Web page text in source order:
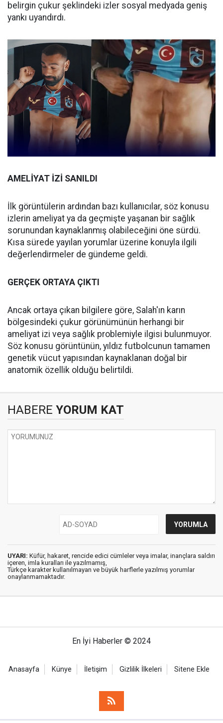
belirgin çukur şeklindeki izler sosyal medyada geniş
yankı uyandırdı.
AMELİYAT İZİ SANILDI
İlk görüntülerin ardından bazı kullanıcılar, söz konusu
izlerin ameliyat ya da geçmişte yaşanan bir sağlık
sorunundan kaynaklanmış olabileceğini öne sürdü.
Kısa sürede yayılan yorumlar üzerine konuyla ilgili
değerlendirmeler de gündeme geldi.
GERÇEK ORTAYA ÇIKTI
Ancak ortaya çıkan bilgilere göre, Salah'ın karın
bölgesindeki çukur görünümünün herhangi bir
ameliyat izi veya sağlık problemiyle ilgisi bulunmuyor.
Söz konusu görüntünün, yıldız futbolcunun tamamen
genetik vücut yapısından kaynaklanan doğal bir
anatomik özellik olduğu belirtildi.
HABERE YORUM KAT
UYARI: Küfür, hakaret, rencide edici cümleler veya imalar, inançlara saldırı
içeren, imla kuralları ile yazılmamış,
Türkçe karakter kullanılmayan ve büyük harflerle yazılmış yorumlar
onaylanmamaktadır.
En İyi Haberler © 2024
Anasayfa Künye İletişim Gizlilik İlkeleri Sitene Ekle